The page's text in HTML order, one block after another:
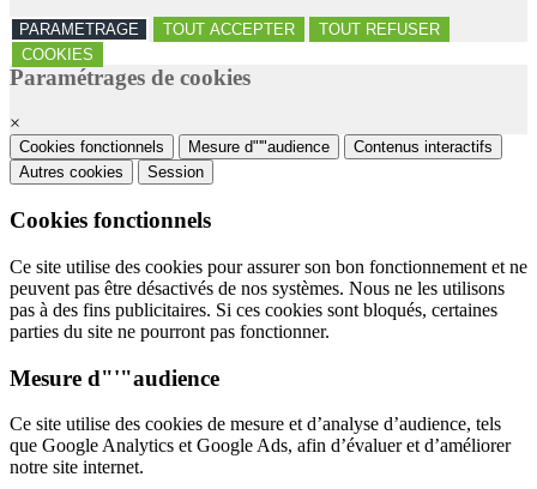
PARAMETRAGE TOUT ACCEPTER
TOUT REFUSER
COOKIES
Paramétrages de cookies
×
Cookies fonctionnels Mesure d"'"audience
Contenus interactifs
Autres cookies
Session
Cookies fonctionnels
Ce site utilise des cookies pour assurer son bon fonctionnement et ne
peuvent pas être désactivés de nos systèmes. Nous ne les utilisons
pas à des fins publicitaires. Si ces cookies sont bloqués, certaines
parties du site ne pourront pas fonctionner.
Mesure d"'"audience
Ce site utilise des cookies de mesure et d’analyse d’audience, tels
que Google Analytics et Google Ads, afin d’évaluer et d’améliorer
notre site internet.